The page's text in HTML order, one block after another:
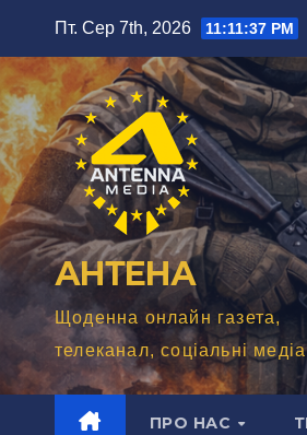
вмісту
Пт. Сер 7th, 2026 11:11:38 PM
АНТЕНА
Щоденна онлайн газета,
телеканал, соціальні медіа
ПРО НАС